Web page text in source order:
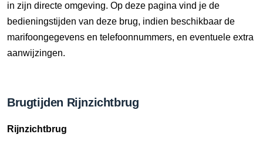
in zijn directe omgeving. Op deze pagina vind je de
bedieningstijden van deze brug, indien beschikbaar de
marifoongegevens en telefoonnummers, en eventuele extra
aanwijzingen.
Brugtijden Rijnzichtbrug
Rijnzichtbrug